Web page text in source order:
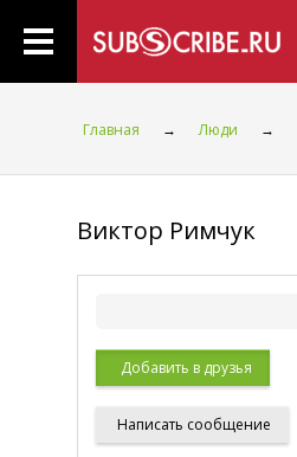
Главная → Люди →
Виктор Римчук
Добавить в друзья
Написать сообщение